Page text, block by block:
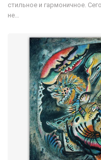
стильное и гармоничное.
не…